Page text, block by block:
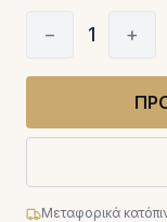
Επικοινωνία
Καλέστε μας:
− 1 +
Μεταφορικά